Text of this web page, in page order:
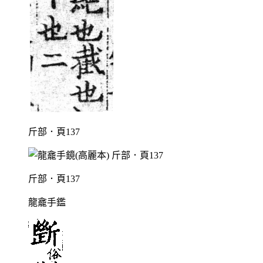
斤部．頁137
斤部．頁137
龍龕手鑑